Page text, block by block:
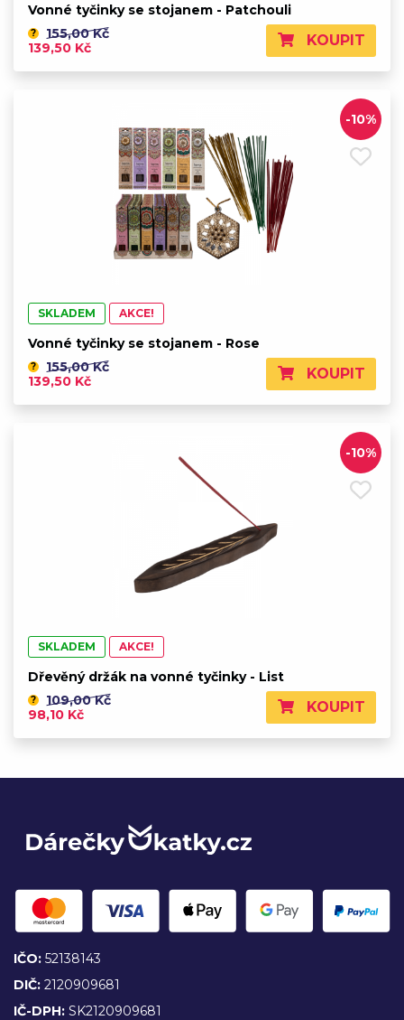
Vonné tyčinky se stojanem - Patchouli
?
155,00 Kč
139,50 Kč
KOUPIT
-10%
SKLADEM AKCE!
Vonné tyčinky se stojanem - Rose
?
155,00 Kč
139,50 Kč
KOUPIT
-10%
SKLADEM AKCE!
Dřevěný držák na vonné tyčinky - List
?
109,00 Kč
98,10 Kč
KOUPIT
IČO: 52138143
DIČ: 2120909681
IČ-DPH: SK2120909681